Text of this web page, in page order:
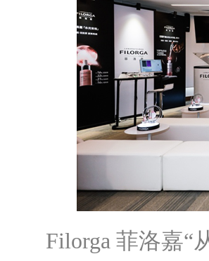
Filorga 菲洛嘉“